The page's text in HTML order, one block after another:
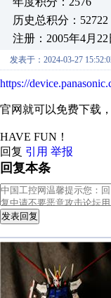
历史总积分：52722
注册：2005年4月22
发表于：2024-03-27
https://
官网就可以免费下载
HAVE FUN！
回复 引用 举报
回复本条
发表回复